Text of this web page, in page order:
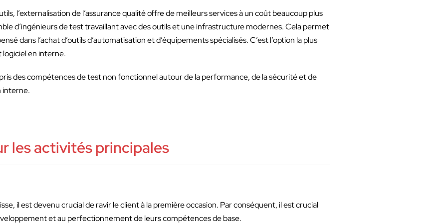
l’externalisation de l’assurance qualité offre de meilleurs services à un coût beaucoup plus
d’ingénieurs de test travaillant avec des outils et une infrastructure modernes. Cela permet
dans l’achat d’outils d’automatisation et d’équipements spécialisés. C’est l’option la plus
logiciel en interne.
des compétences de test non fonctionnel autour de la performance, de la sécurité et de
interne.
les activités principales
il est devenu crucial de ravir le client à la première occasion. Par conséquent, il est crucial
et au perfectionnement de leurs compétences de base.